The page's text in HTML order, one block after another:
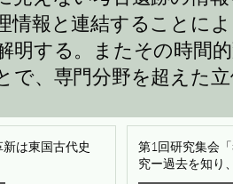
情報と連結することに
明する。またその時間
で、専門分野を超えた
は東国古代史
第1回研究集会
究ー過去を知り